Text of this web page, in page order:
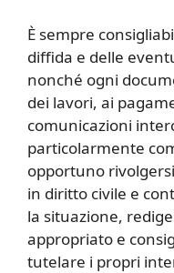
È sempre
diffida e delle
nonché ogni
dei lavori, ai
comunicazioni
particolarmente
opportuno
in diritto civile e
la situazione,
appropriato e
tutelare i propri